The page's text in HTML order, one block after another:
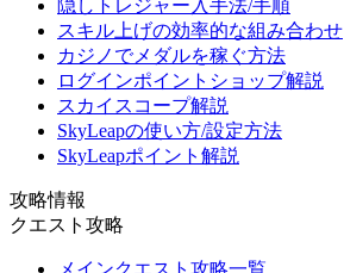
隠しトレジャー入手法/手順
スキル上げの効率的な組み合わせ
カジノでメダルを稼ぐ方法
ログインポイントショップ解説
スカイスコープ解説
SkyLeapの使い方/設定方法
SkyLeapポイント解説
攻略情報
クエスト攻略
メインクエスト攻略一覧